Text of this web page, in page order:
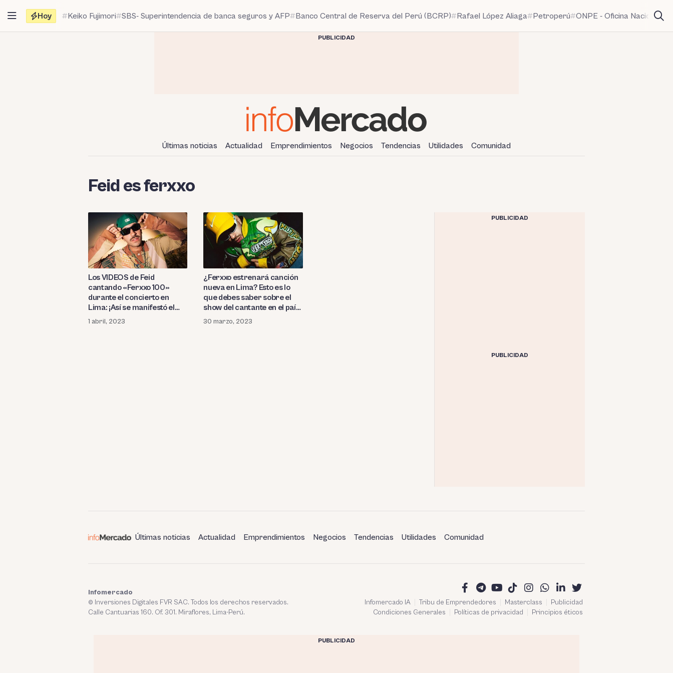
contenido
Hoy Keiko Fujimori SBS- Superintendencia de banca seguros y AFP Banco Central de Reserva del Perú (BCRP) Rafael López Aliaga Petroperú ONPE - Oficina Nacional
PUBLICIDAD
Últimas noticias Actualidad Emprendimientos Negocios Tendencias Utilidades Comunidad
Feid es ferxxo
Los VIDEOS de Feid
cantando «Ferxxo 100»
durante el concierto en
Lima: ¡Así se manifestó el
despecho entre los fans
mientras cantaban la que
1 abril, 2023
¿Ferxxo estrenará canción
nueva en Lima? Esto es lo
que debes saber sobre el
show del cantante en el país
por la gira «Ferxxo Nitro
Jam Tour»
30 marzo, 2023
PUBLICIDAD
PUBLICIDAD
Últimas noticias Actualidad Emprendimientos Negocios Tendencias Utilidades Comunidad
Infomercado IA Tribu de Emprendedores Masterclass
Publicidad
Condiciones Generales
Políticas de privacidad Principios éticos
Infomercado
© Inversiones Digitales FVR SAC. Todos los derechos reservados.
Calle Cantuarias 160. Of. 301. Miraflores, Lima-Perú.
PUBLICIDAD